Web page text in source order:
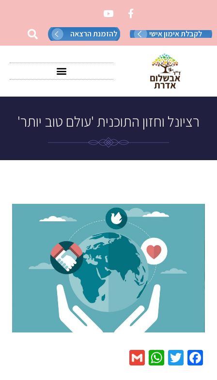
לקבלת אימון אישי להזמנת הרצאה
רציונל וחזון התוכנית 'עולם טוב יותר'
Facebook
Twitter
WhatsApp